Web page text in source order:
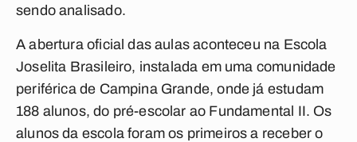
sendo analisado.
A abertura oficial das aulas aconteceu na Escola
Joselita Brasileiro, instalada em uma comunidade
periférica de Campina Grande, onde já estudam
188 alunos, do pré-escolar ao Fundamental II. Os
alunos da escola foram os primeiros a receber o